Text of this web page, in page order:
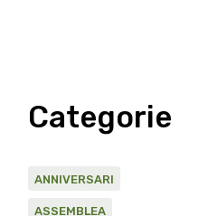
Categorie
ANNIVERSARI
ASSEMBLEA